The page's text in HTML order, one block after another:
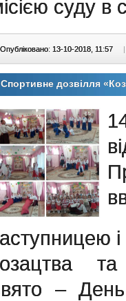
суду в
Опубліковано: 13-10-2018, 11:57 |
Спортивне дозвілля
та
– День